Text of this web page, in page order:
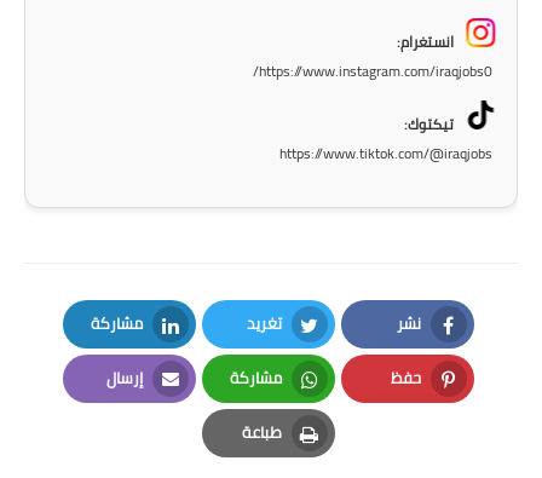
الجامعات
استمارة القبول المركزي
نتائج القبول المركزي
الطقس
انستغرام:
https://www.instagram.com/iraqjobs0/
تيكتوك:
https://www.tiktok.com/@iraqjobs
نشر
Facebook
تغريد
Twitter
مشاركة
LinkedIn
حفظ
Pinterest
مشاركة
Whatsapp
إرسال
Email
طباعة
Print